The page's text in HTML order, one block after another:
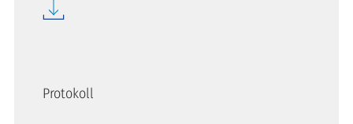
Protokoll